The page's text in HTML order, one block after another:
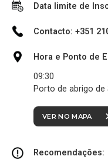
Data limite de
Contacto: +351
Hora e Ponto de
09:30
Porto de abrigo de
VER NO MAPA
Recomendações: